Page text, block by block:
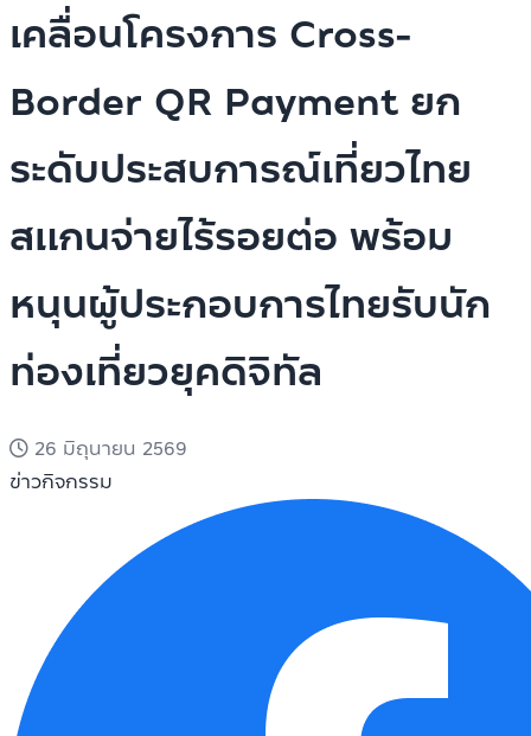
เคลื่อนโครงการ Cross-
Border QR Payment ยก
ระดับประสบการณ์เที่ยวไทย
สแกนจ่ายไร้รอยต่อ พร้อม
หนุนผู้ประกอบการไทยรับนัก
ท่องเที่ยวยุคดิจิทัล
26 มิถุนายน 2569
ข่าวกิจกรรม